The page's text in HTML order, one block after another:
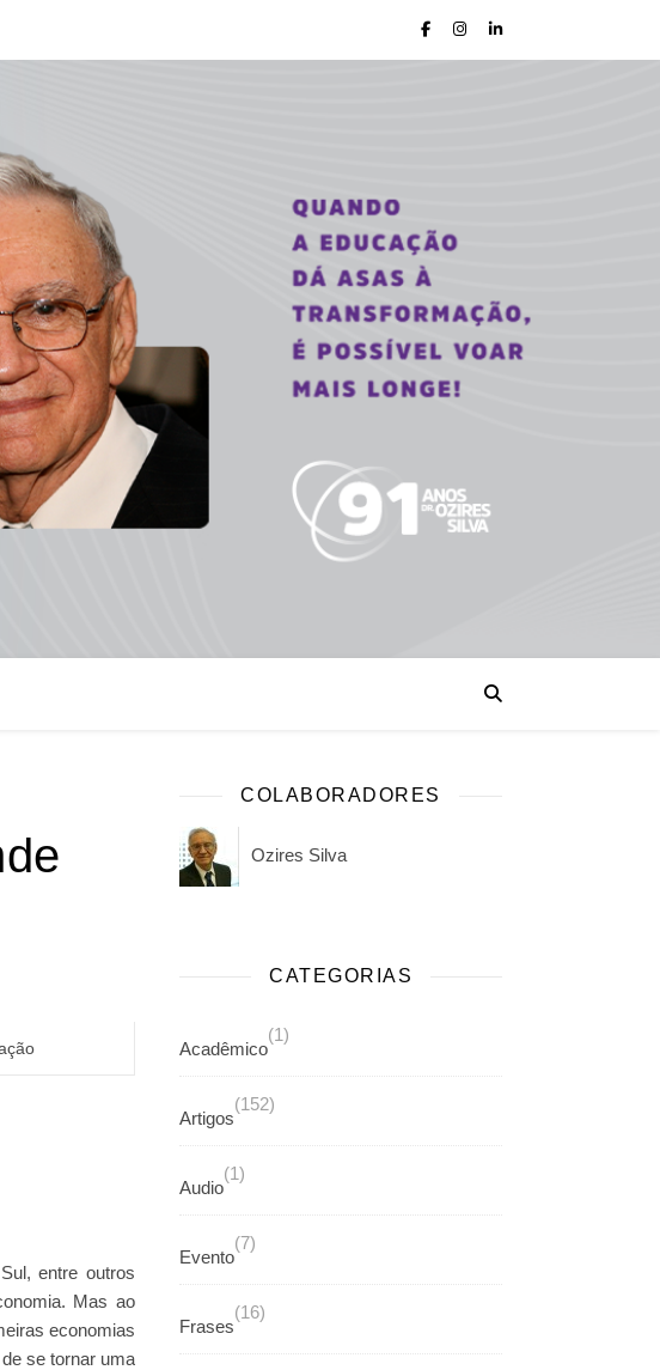
um grande futuro?, por Ozires Silva
entre outros
Mas ao
economias
se tornar uma
COLABORADORES
Ozires Silva
CATEGORIAS
Acadêmico
(1)
Artigos
(152)
Audio
(1)
Evento
(7)
Frases
(16)